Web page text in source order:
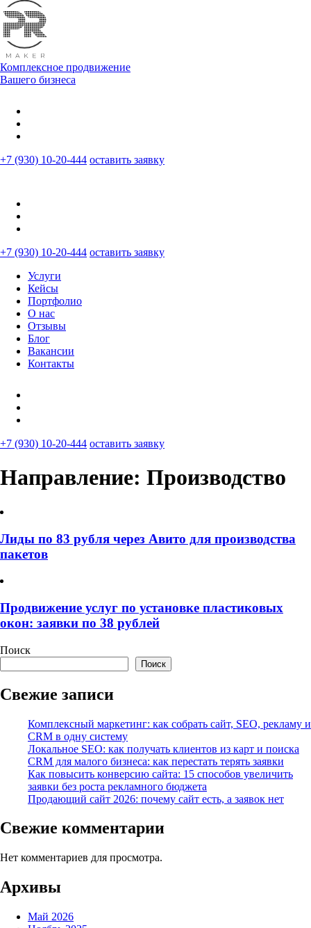
Комплексное продвижение
Вашего бизнеса
+7 (930) 10-20-444 оставить заявку
+7 (930) 10-20-444 оставить заявку
Услуги
Кейсы
Портфолио
О нас
Отзывы
Блог
Вакансии
Контакты
+7 (930) 10-20-444 оставить заявку
Направление: Производство
Лиды по 83 рубля через Авито для производства
пакетов
Продвижение услуг по установке пластиковых
окон: заявки по 38 рублей
Поиск
Поиск
Свежие записи
Комплексный маркетинг: как собрать сайт, SEO, рекламу и
CRM в одну систему
Локальное SEO: как получать клиентов из карт и поиска
CRM для малого бизнеса: как перестать терять заявки
Как повысить конверсию сайта: 15 способов увеличить
заявки без роста рекламного бюджета
Продающий сайт 2026: почему сайт есть, а заявок нет
Свежие комментарии
Нет комментариев для просмотра.
Архивы
Май 2026